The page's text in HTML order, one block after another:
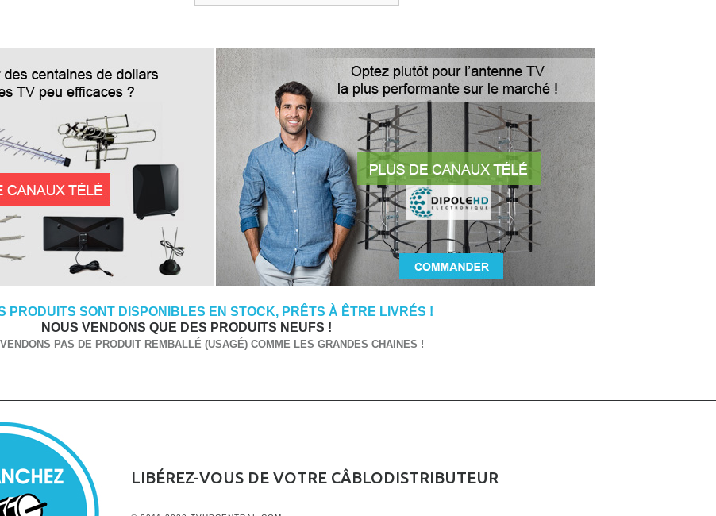
PRODUITS SONT DISPONIBLES EN STOCK, PRÊTS À ÊTRE LIVRÉS !
NOUS VENDONS QUE DES PRODUITS NEUFS !
PAS DE PRODUIT REMBALLÉ (USAGÉ) COMME LES GRANDES CHAINES !
LIBÉREZ-VOUS DE VOTRE CÂBLODISTRIBUTEUR